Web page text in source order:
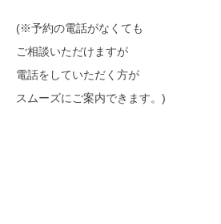
(※予約の電話がなくても
ご相談いただけますが
電話をしていただく方が
スムーズにご案内できます。)